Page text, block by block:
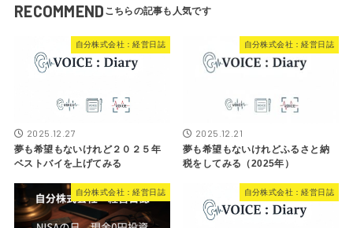
RECOMMEND
自分株式会社：経営日誌
2025.12.27
夢も希望もないけれど２０２５年
ベストバイを上げてみる
自分株式会社：経営日誌
2025.12.21
夢も希望もないけれどふるさと納
税をしてみる（2025年）
自分株式会社：経営日誌 自分株式会社：経営日誌